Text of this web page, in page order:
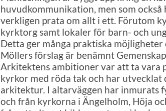
huvudkommunikation, men som
verkligen prata om allt i ett. Förutom
kyrktorg samt lokaler för barn- och
Detta ger många praktiska
Möllers förslag är benämnt
Arkitektens ambitioner var att ta vara
kyrkor med röda tak och har
arkitektur. I altarväggen har inmurats
och från kyrkorna i Ängelholm, Höja